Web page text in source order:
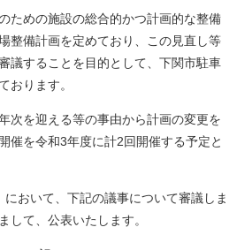
ための施設の総合的かつ計画的な整備
整備計画を定めており、この見直し等
議することを目的として、下関市駐車
おります。
次を迎える等の事由から計画の変更を
催を令和3年度に計2回開催する予定と
おいて、下記の議事について審議しま
して、公表いたします。